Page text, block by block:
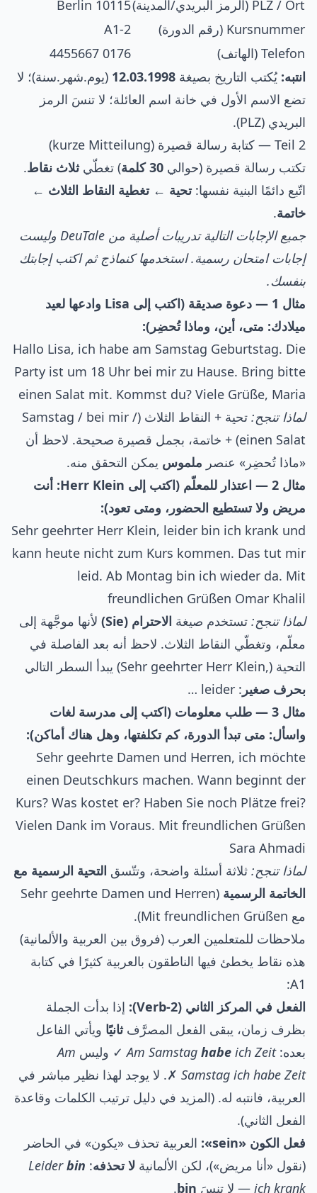
PLZ / Ort (الرمز البريدي/المدينة)
10115 Berlin
Kursnummer (رقم الدورة)
A1-2
Telefon (الهاتف)
0176 4455667
انتبه: يُكتب التاريخ بصيغة 12.03.1998 (يوم.شهر.سنة)؛ لا
تضع الاسم الأول في خانة اسم العائلة؛ لا تنسَ الرمز
البريدي (PLZ).
Teil 2 — كتابة رسالة قصيرة (kurze Mitteilung)
تكتب رسالة قصيرة (حوالي 30 كلمة ) تغطّيثلاث نقاط.
اتّبع دائمًا البنية نفسها:تحية ← تغطية النقاط الثلاث ←
خاتمة.
جميع الإجابات التالية تدريبات أصلية من DeuTale وليست
إجابات امتحان رسمية. استخدمها كنماذج ثم اكتب إجابتك
بنفسك.
مثال 1 — دعوة صديقة (اكتب إلى Lisa وادعها لعيد
ميلادك: متى، أين، وماذا تُحضِر):
Hallo Lisa, ich habe am Samstag Geburtstag. Die
Party ist um 18 Uhr bei mir zu Hause. Bring bitte
einen Salat mit. Kommst du? Viele Grüße, Maria
لماذا تنجح:
تحية + النقاط الثلاث (Samstag / bei mir /
einen Salat) + خاتمة، بجمل قصيرة صحيحة. لاحظ أن
«ماذا تُحضِر» عنصر ملموس يمكن التحقق منه.
مثال 2 — اعتذار للمعلّم (اكتب إلى Herr Klein: أنت
مريض ولا تستطيع الحضور، ومتى تعود):
Sehr geehrter Herr Klein, leider bin ich krank und
kann heute nicht zum Kurs kommen. Das tut mir
leid. Ab Montag bin ich wieder da. Mit
freundlichen Grüßen Omar Khalil
لماذا تنجح: تستخدم صيغة الاحترام (Sie)
لأنها موجَّهة إلى
معلّم، وتغطّي النقاط الثلاث. لاحظ أنه بعد الفاصلة في
التحية (,Sehr geehrter Herr Klein) يبدأ السطر التالي
بحرف صغير : leider …
مثال 3 — طلب معلومات (اكتب إلى مدرسة لغات
واسأل: متى تبدأ الدورة، كم تكلفتها، وهل هناك أماكن):
Sehr geehrte Damen und Herren, ich möchte
einen Deutschkurs machen. Wann beginnt der
Kurs? Was kostet er? Haben Sie noch Plätze frei?
Vielen Dank im Voraus. Mit freundlichen Grüßen
Sara Ahmadi
لماذا تنجح: ثلاثة أسئلة واضحة، وتتّسق التحية الرسمية مع
الخاتمة الرسمية (Sehr geehrte Damen und Herren
مع Mit freundlichen Grüßen).
ملاحظات للمتعلمين العرب (فروق بين العربية والألمانية)
هذه نقاط يخطئ فيها الناطقون بالعربية كثيرًا في كتابة
A1:
الفعل في المركز الثاني (Verb-2):
إذا بدأت الجملة
بظرف زمان، يبقى الفعل المصرَّفثانيًا ويأتي الفاعل
بعده:
Am Samstag habe ich Zeit ✓ وليس Am
Samstag ich habe Zeit ✗. لا يوجد لهذا نظير مباشر في
العربية، فانتبه له. (المزيد في دليل ترتيب الكلمات وقاعدة
الفعل الثاني).
فعل الكون «sein»:
العربية تحذف «يكون» في الحاضر
(نقول «أنا مريض»)، لكن الألمانية لا تحذفه:
Leiderbin
ich krank — لا تنسَ bin
.